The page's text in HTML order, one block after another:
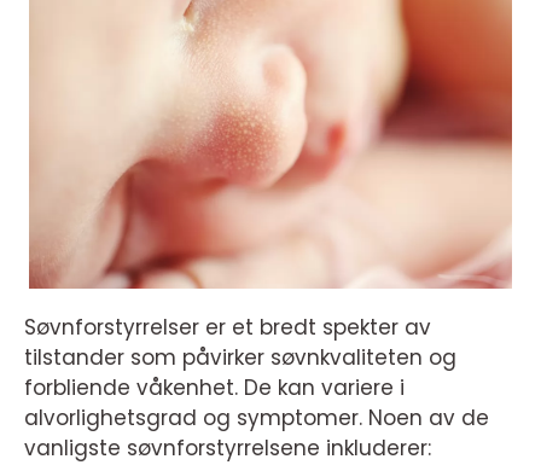
Søvnforstyrrelser er et bredt spekter av
tilstander som påvirker søvnkvaliteten og
forbliende våkenhet. De kan variere i
alvorlighetsgrad og symptomer. Noen av de
vanligste søvnforstyrrelsene inkluderer: